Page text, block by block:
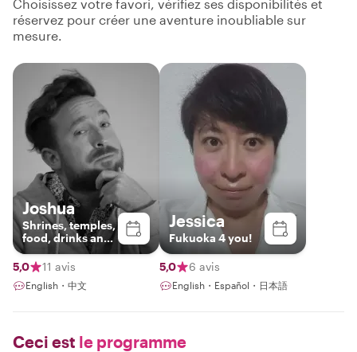
Choisissez votre favori, vérifiez ses disponibilités et
réservez pour créer une aventure inoubliable sur
mesure.
Joshua
Shrines, temples,
food, drinks and
music!
5,0
11 avis
English・中文
Jessica
Fukuoka 4 you!
5,0 6 avis
English・Español・日本語
Ceci est le programme